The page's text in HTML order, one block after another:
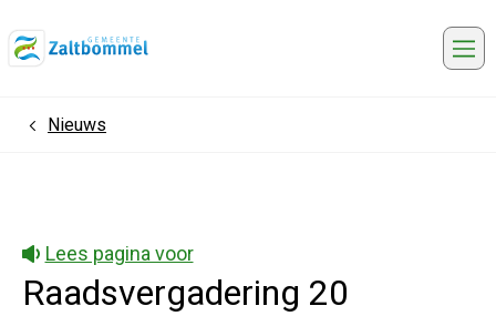
HomeNieuws
Lees pagina voor
Raadsvergadering 20